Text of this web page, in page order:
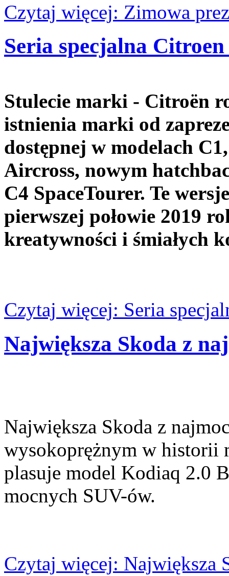
Czytaj więcej: Zimowa
Seria specjalna
Stulecie marki - Citroën
istnienia marki od
dostępnej w modelach
Aircross, nowym
C4 SpaceTourer. Te
pierwszej połowie 2019
kreatywności i śmiałych
Czytaj więcej: Seria
Największa Skoda z
Największa Skoda z
wysokoprężnym w historii
plasuje model Kodiaq 2.0
mocnych SUV-ów.
Czytaj więcej: Największa